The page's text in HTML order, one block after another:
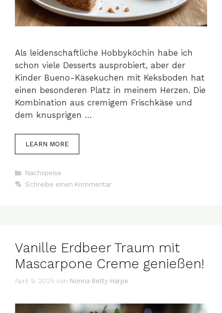
Als leidenschaftliche Hobbyköchin habe ich
schon viele Desserts ausprobiert, aber der
Kinder Bueno-Käsekuchen mit Keksboden hat
einen besonderen Platz in meinem Herzen. Die
Kombination aus cremigem Frischkäse und
dem knusprigen …
LEARN MORE
Kategorien
Nachspeise
Schreibe einen Kommentar
Vanille Erdbeer Traum mit
Mascarpone Creme genießen!
April 9, 2025 von Nonna Betty Harpe